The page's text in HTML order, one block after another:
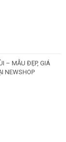
– MẪU ĐẸP, GIÁ
NEWSHOP